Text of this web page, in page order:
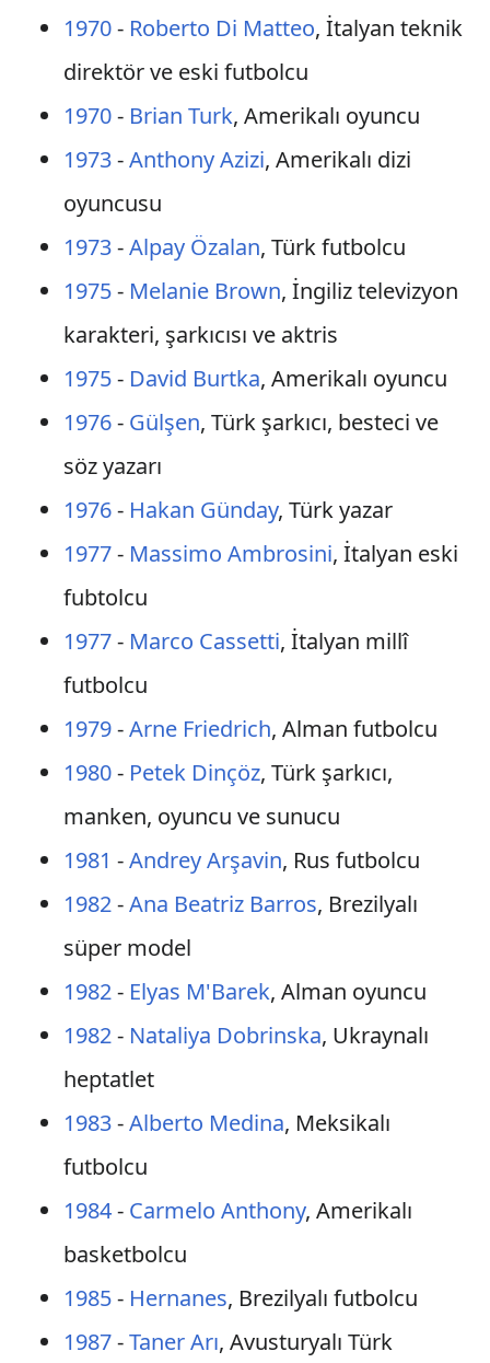
1970- Roberto Di Matteo, İtalyan teknik
direktör ve eski futbolcu
1970- Brian Turk, Amerikalı oyuncu
1973-Anthony Azizi, Amerikalı dizi
oyuncusu
1973-Alpay Özalan, Türk futbolcu
1975- Melanie Brown, İngiliz televizyon
karakteri, şarkıcısı ve aktris
1975- David Burtka, Amerikalı oyuncu
1976- Gülşen, Türk şarkıcı, besteci ve
söz yazarı
1976- Hakan Günday, Türk yazar
1977- Massimo Ambrosini, İtalyan eski
fubtolcu
1977- Marco Cassetti, İtalyan millî
futbolcu
1979-Arne Friedrich, Alman futbolcu
1980- Petek Dinçöz, Türk şarkıcı,
manken, oyuncu ve sunucu
1981 -Andrey Arşavin, Rus futbolcu
1982-Ana Beatriz Barros, Brezilyalı
süper model
1982- Elyas M'Barek, Alman oyuncu
1982- Nataliya Dobrinska, Ukraynalı
heptatlet
1983-Alberto Medina, Meksikalı
futbolcu
1984- Carmelo Anthony, Amerikalı
basketbolcu
1985- Hernanes, Brezilyalı futbolcu
1987-Taner Arı, Avusturyalı Türk